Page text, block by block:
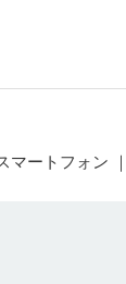
マートフォン ｜